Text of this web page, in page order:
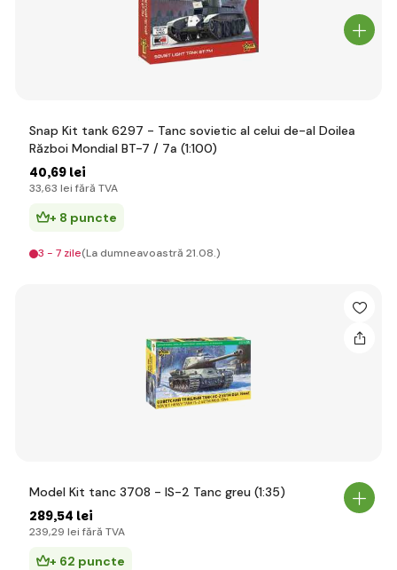
Snap Kit tank 6297 - Tanc sovietic al celui de-al Doilea
Război Mondial BT-7 / 7a (1:100)
40,69 lei
33,63 lei fără TVA
+ 8 puncte
3 - 7 zile(La dumneavoastră 21.08.)
Model Kit tanc 3708 - IS-2 Tanc greu (1:35)
289,54 lei
239,29 lei fără TVA
+ 62 puncte